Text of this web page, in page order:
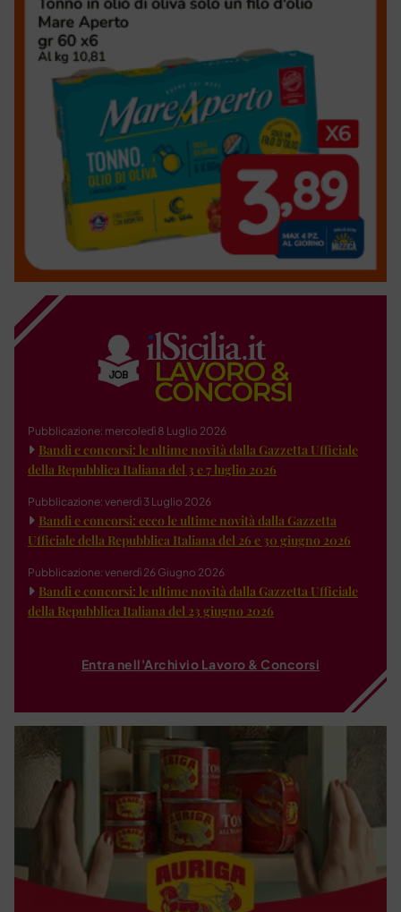
Pubblicazione: mercoledì 8 Luglio 2026
Bandi e concorsi: le ultime novità dalla Gazzetta Ufficiale
della Repubblica Italiana del 3 e 7 luglio 2026
Pubblicazione: venerdì 3 Luglio 2026
Bandi e concorsi: ecco le ultime novità dalla Gazzetta
Ufficiale della Repubblica Italiana del 26 e 30 giugno 2026
Pubblicazione: venerdì 26 Giugno 2026
Bandi e concorsi: le ultime novità dalla Gazzetta Ufficiale
della Repubblica Italiana del 23 giugno 2026
Entra nell'Archivio Lavoro & Concorsi